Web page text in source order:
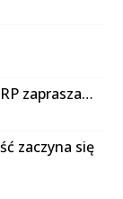
zaprasza…
zaczyna się